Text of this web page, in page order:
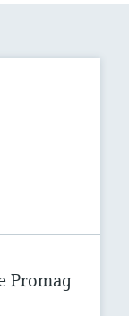
Promag